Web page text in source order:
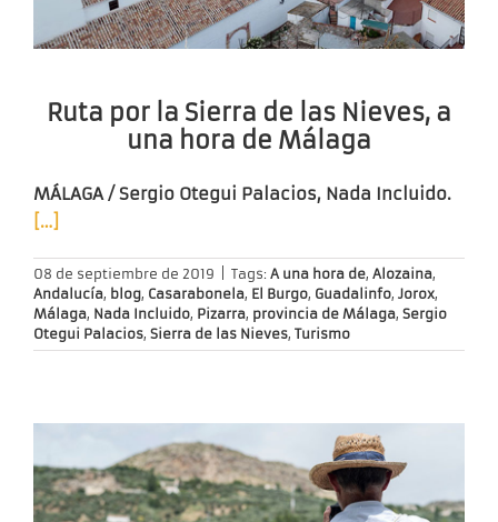
Ruta por la Sierra de las Nieves, a
una hora de Málaga
MÁLAGA / Sergio Otegui Palacios, Nada Incluido.
[…]
08 de septiembre de 2019 Tags: A una hora de, Alozaina,
Andalucía, blog, Casarabonela, El Burgo, Guadalinfo, Jorox,
Málaga, Nada Incluido, Pizarra, provincia de Málaga, Sergio
Otegui Palacios, Sierra de las Nieves, Turismo